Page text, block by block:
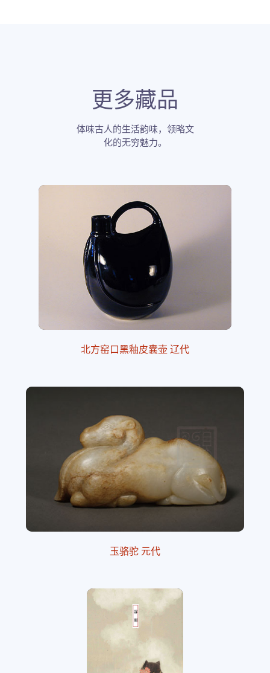
更多藏品
体味古人的生活韵味，领略文
化的无穷魅力。
北方窑口黑釉皮囊壶 辽代
玉骆驼 元代